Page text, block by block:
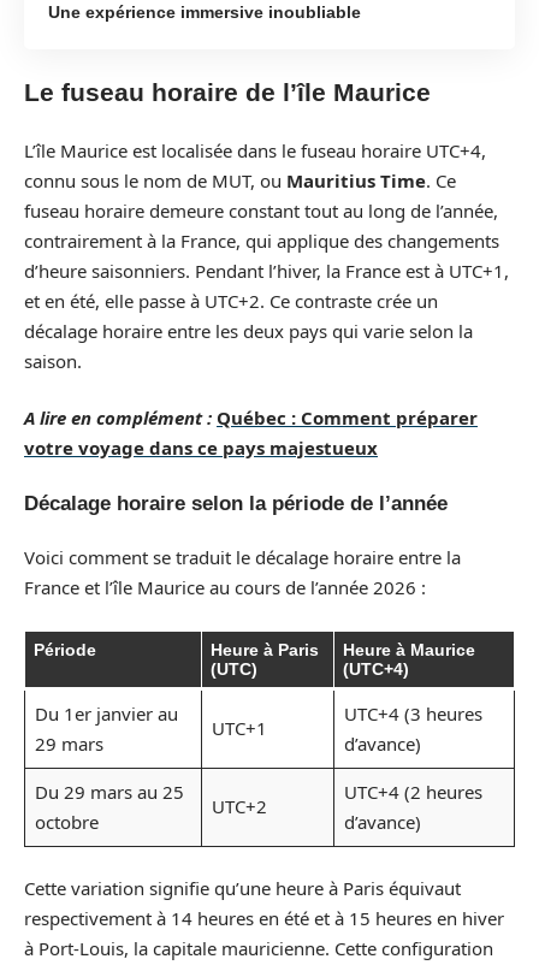
Une expérience immersive inoubliable
Le fuseau horaire de l’île Maurice
L’île Maurice est localisée dans le fuseau horaire UTC+4,
connu sous le nom de MUT, ou Mauritius Time. Ce
fuseau horaire demeure constant tout au long de l’année,
contrairement à la France, qui applique des changements
d’heure saisonniers. Pendant l’hiver, la France est à UTC+1,
et en été, elle passe à UTC+2. Ce contraste crée un
décalage horaire entre les deux pays qui varie selon la
saison.
A lire en complément : Québec : Comment préparer
votre voyage dans ce pays majestueux
Décalage horaire selon la période de l’année
Voici comment se traduit le décalage horaire entre la
France et l’île Maurice au cours de l’année 2026 :
Période
Heure à Paris
(UTC)
Heure à Maurice
(UTC+4)
Du 1er janvier au
29 mars
UTC+1
UTC+4 (3 heures
d’avance)
Du 29 mars au 25
octobre
UTC+2
UTC+4 (2 heures
d’avance)
Cette variation signifie qu’une heure à Paris équivaut
respectivement à 14 heures en été et à 15 heures en hiver
à Port-Louis, la capitale mauricienne. Cette configuration